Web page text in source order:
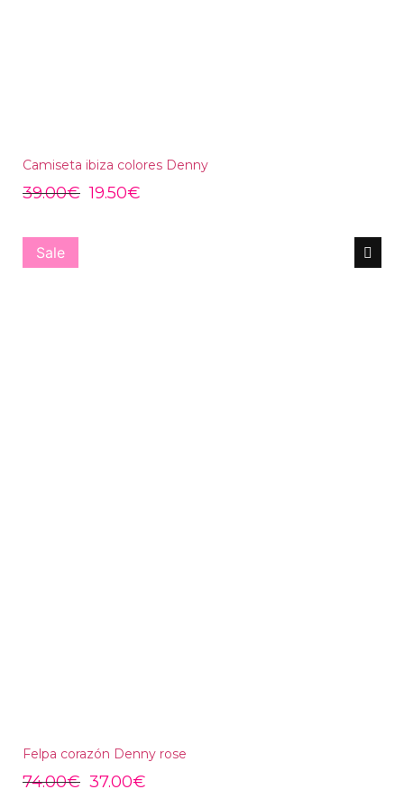
Camiseta ibiza colores Denny
39.00€ 19.50€
Sale
Felpa corazón Denny rose
74.00€ 37.00€